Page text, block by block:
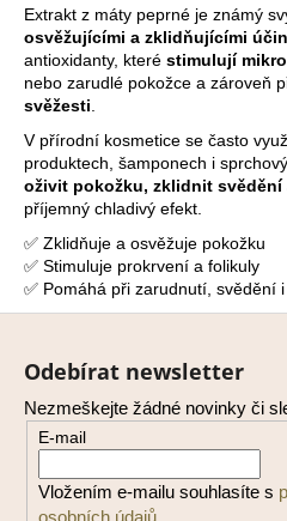
Extrakt z máty peprné je známý
osvěžujícími a zklidňujícími
antioxidanty, které stimulují
nebo zarudlé pokožce a zároveň
svěžesti
V přírodní kosmetice se často
produktech, šamponech i
oživit pokožku, zklidnit svědění
příjemný chladivý efekt.
✅ Zklidňuje a osvěžuje pokožku
✅ Stimuluje prokrvení a folikuly
✅ Pomáhá při zarudnutí, svědění
ř
e
b
u
j
e
t
e
n
a
í
t
?
Z
Odebírat newsletter
Nezmeškejte žádné novinky či
E-mail
Vložením e-mailu souhlasíte s